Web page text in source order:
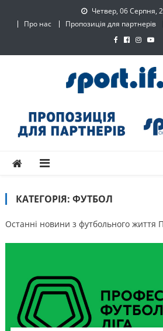
Четвер, 06 Серпня,
Про нас
Пропозиція для партнерів
SPORT.IF.UA –
спортивний
КАТЕГОРІЯ: ФУТБОЛ
Останні новини з футбольного життя